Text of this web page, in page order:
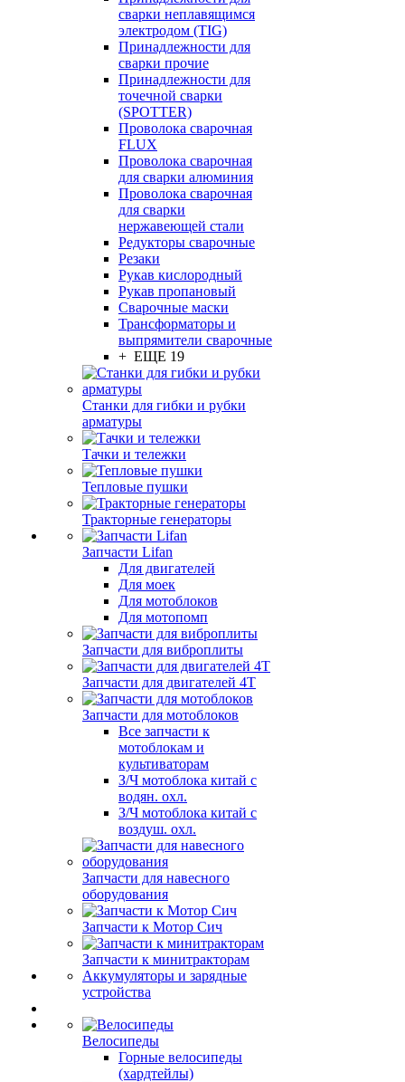
сварки неплавящимся
электродом (TIG)
Принадлежности для
сварки прочие
Принадлежности для
точечной сварки
(SPOTTER)
Проволока сварочная
FLUX
Проволока сварочная
для сварки алюминия
Проволока сварочная
для сварки
нержавеющей стали
Редукторы сварочные
Резаки
Рукав кислородный
Рукав пропановый
Сварочные маски
Трансформаторы и
выпрямители сварочные
+ ЕЩЕ 19
Станки для гибки и рубки
арматуры
Тачки и тележки
Тепловые пушки
Тракторные генераторы
Запчасти Lifan
Для двигателей
Для моек
Для мотоблоков
Для мотопомп
Запчасти для виброплиты
Запчасти для двигателей 4Т
Запчасти для мотоблоков
Все запчасти к
мотоблокам и
культиваторам
З/Ч мотоблока китай с
водян. охл.
З/Ч мотоблока китай с
воздуш. охл.
Запчасти для навесного
оборудования
Запчасти к Мотор Сич
Запчасти к минитракторам
Аккумуляторы и зарядные
устройства
Велосипеды
Горные велосипеды
(хардтейлы)